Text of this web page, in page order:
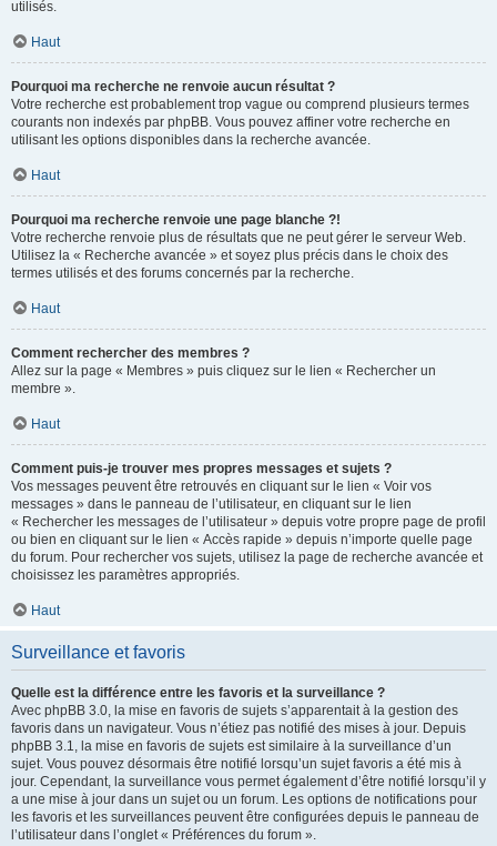
utilisés.
Haut
Pourquoi ma recherche ne renvoie aucun résultat ?
Votre recherche est probablement trop vague ou comprend plusieurs termes
courants non indexés par phpBB. Vous pouvez affiner votre recherche en
utilisant les options disponibles dans la recherche avancée.
Haut
Pourquoi ma recherche renvoie une page blanche ?!
Votre recherche renvoie plus de résultats que ne peut gérer le serveur Web.
Utilisez la « Recherche avancée » et soyez plus précis dans le choix des
termes utilisés et des forums concernés par la recherche.
Haut
Comment rechercher des membres ?
Allez sur la page « Membres » puis cliquez sur le lien « Rechercher un
membre ».
Haut
Comment puis-je trouver mes propres messages et sujets ?
Vos messages peuvent être retrouvés en cliquant sur le lien « Voir vos
messages » dans le panneau de l’utilisateur, en cliquant sur le lien
« Rechercher les messages de l’utilisateur » depuis votre propre page de profil
ou bien en cliquant sur le lien « Accès rapide » depuis n’importe quelle page
du forum. Pour rechercher vos sujets, utilisez la page de recherche avancée et
choisissez les paramètres appropriés.
Haut
Surveillance et favoris
Quelle est la différence entre les favoris et la surveillance ?
Avec phpBB 3.0, la mise en favoris de sujets s’apparentait à la gestion des
favoris dans un navigateur. Vous n’étiez pas notifié des mises à jour. Depuis
phpBB 3.1, la mise en favoris de sujets est similaire à la surveillance d’un
sujet. Vous pouvez désormais être notifié lorsqu’un sujet favoris a été mis à
jour. Cependant, la surveillance vous permet également d’être notifié lorsqu’il y
a une mise à jour dans un sujet ou un forum. Les options de notifications pour
les favoris et les surveillances peuvent être configurées depuis le panneau de
l’utilisateur dans l’onglet « Préférences du forum ».